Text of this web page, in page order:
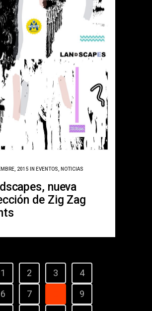
2015 IN EVENTOS, NOTICIAS
nueva
de Zig Zag
1 2 3
4
6 7
9